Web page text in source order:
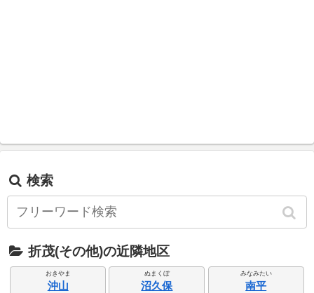
検索
折茂(その他)の近隣地区
おきやま
沖山
ぬまくぼ
沼久保
みなみたい
南平